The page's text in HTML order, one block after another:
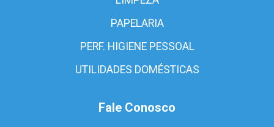
PAPELARIA
PERF. HIGIENE PESSOAL
UTILIDADES DOMÉSTICAS
Fale Conosco